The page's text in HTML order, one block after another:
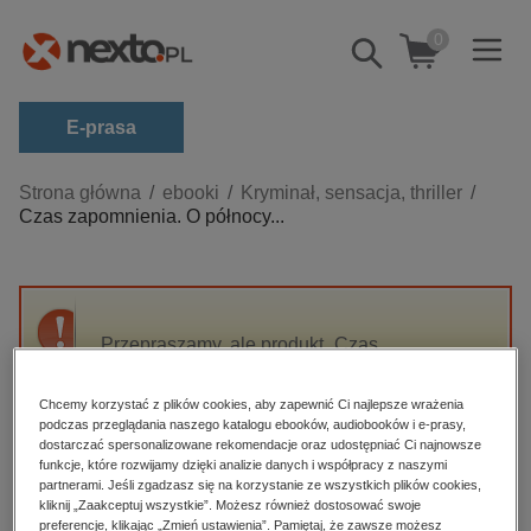
Pokaż/schowaj
wyszukiwarkę
0
E-prasa
Kategorie
Zobacz wszystkie E-prasa
budownictwo, aranżacja wnętrz
darmowe wydania
edukacja
hobby, sport, rozrywka
komputery, internet, technologie, informatyka
Strona główna ebooki
Kryminał, sensacja, thriller
Czas zapomnienia. O północy...
Przepraszamy, ale produkt „Czas
High-contrast mode
Polecane
Chcemy korzystać z plików cookies, aby zapewnić Ci najlepsze wrażenia
podczas przeglądania naszego katalogu ebooków, audiobooków i e-prasy,
dostarczać spersonalizowane rekomendacje oraz udostępniać Ci najnowsze
funkcje, które rozwijamy dzięki analizie danych i współpracy z naszymi
partnerami. Jeśli zgadzasz się na korzystanie ze wszystkich plików cookies,
kliknij „Zaakceptuj wszystkie”. Możesz również dostosować swoje
preferencje, klikając „Zmień ustawienia”. Pamiętaj, że zawsze możesz